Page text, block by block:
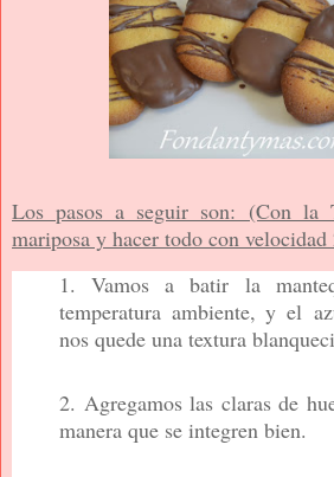
Los pasos a seguir son: (Con la
mariposa y hacer todo con velocidad
1. Vamos a batir la
temperatura ambiente, y el
nos quede una textura
2. Agregamos las claras de
manera que se integren bien.